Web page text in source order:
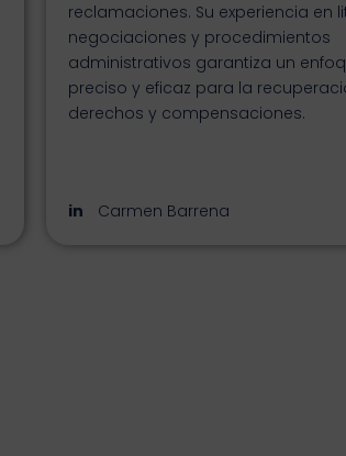
reclamaciones. Su experiencia en
negociaciones y procedimientos
administrativos garantiza un
preciso y eficaz para la
derechos y compensaciones.
Carmen Barrena